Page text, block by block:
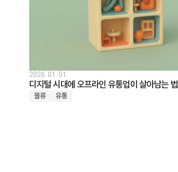
2026. 01. 01
디지털 시대에 오프라인 유통업이 살아남는 법
물류 유통